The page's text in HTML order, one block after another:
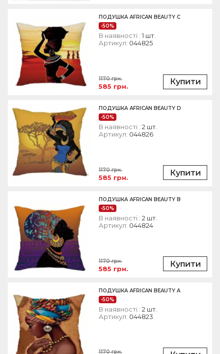
В наявності : 1 шт.
Артикул: 044825
-50%
ПОДУШКА AFRICAN BEAUTY C
1170 грн.
585 грн. Купити
В наявності : 2 шт.
Артикул: 044826
-50%
ПОДУШКА AFRICAN BEAUTY D
1170 грн.
585 грн. Купити
В наявності : 2 шт.
Артикул: 044824
-50%
ПОДУШКА AFRICAN BEAUTY B
1170 грн.
585 грн. Купити
В наявності : 2 шт.
Артикул: 044823
-50%
ПОДУШКА AFRICAN BEAUTY A
1170 грн.